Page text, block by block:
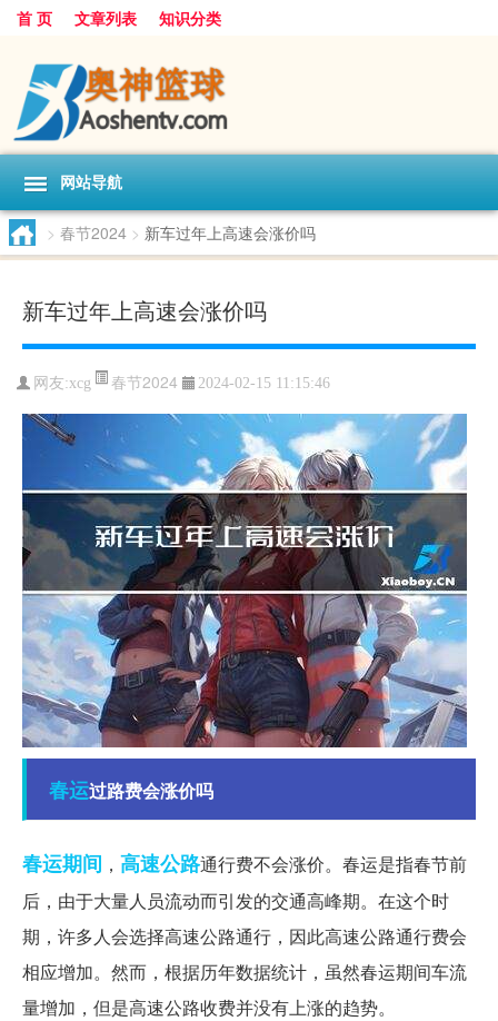
首 页 文章列表 知识分类
网站导航
> 春节2024 > 新车过年上高速会涨价吗
新车过年上高速会涨价吗
网友:xcg 春节2024 2024-02-15 11:15:46
春运过路费会涨价吗
春运期间 ， 高速公路通行费不会涨价。春运是指春节前
后，由于大量人员流动而引发的交通高峰期。在这个时
期，许多人会选择高速公路通行，因此高速公路通行费会
相应增加。然而，根据历年数据统计，虽然春运期间车流
量增加，但是高速公路收费并没有上涨的趋势。